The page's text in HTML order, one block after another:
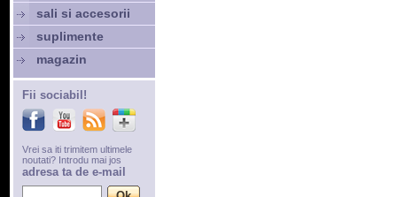
sali si accesorii
suplimente
magazin
Fii sociabil!
Vrei sa iti trimitem ultimele
noutati? Introdu mai jos
adresa ta de e-mail